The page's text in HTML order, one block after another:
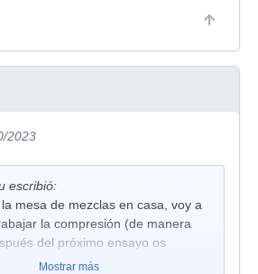
2023
escribió:
mesa de mezclas en casa, voy a
la compresión (de manera
del próximo ensayo os
Mostrar más